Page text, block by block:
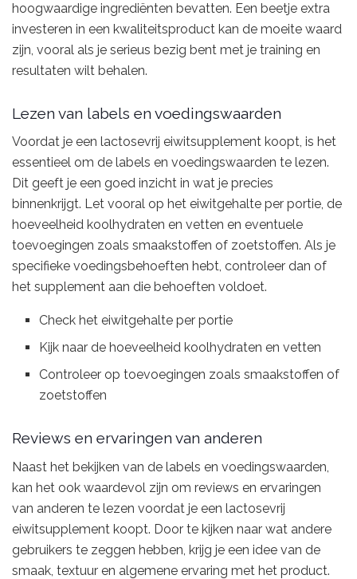
hoogwaardige ingrediënten bevatten. Een beetje extra
investeren in een kwaliteitsproduct kan de moeite waard
zijn, vooral als je serieus bezig bent met je training en
resultaten wilt behalen.
Lezen van labels en voedingswaarden
Voordat je een lactosevrij eiwitsupplement koopt, is het
essentieel om de labels en voedingswaarden te lezen.
Dit geeft je een goed inzicht in wat je precies
binnenkrijgt. Let vooral op het eiwitgehalte per portie, de
hoeveelheid koolhydraten en vetten en eventuele
toevoegingen zoals smaakstoffen of zoetstoffen. Als je
specifieke voedingsbehoeften hebt, controleer dan of
het supplement aan die behoeften voldoet.
Check het eiwitgehalte per portie
Kijk naar de hoeveelheid koolhydraten en vetten
Controleer op toevoegingen zoals smaakstoffen of
zoetstoffen
Reviews en ervaringen van anderen
Naast het bekijken van de labels en voedingswaarden,
kan het ook waardevol zijn om reviews en ervaringen
van anderen te lezen voordat je een lactosevrij
eiwitsupplement koopt. Door te kijken naar wat andere
gebruikers te zeggen hebben, krijg je een idee van de
smaak, textuur en algemene ervaring met het product.